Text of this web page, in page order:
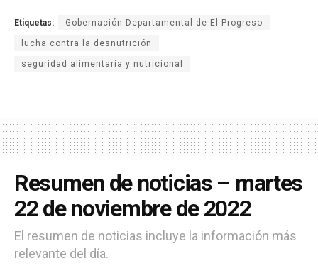
Etiquetas: Gobernación Departamental de El Progreso
lucha contra la desnutrición
seguridad alimentaria y nutricional
Resumen de noticias – martes
22 de noviembre de 2022
El resumen de noticias incluye la información más
relevante del día.